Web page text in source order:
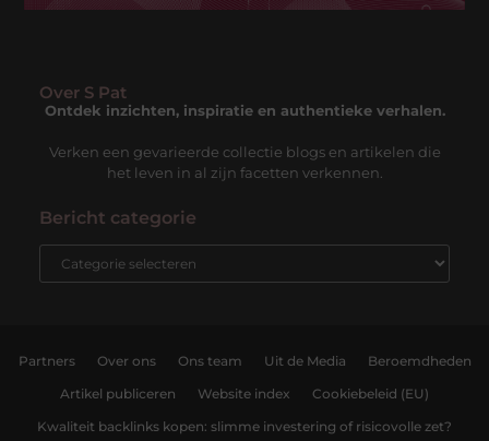
Over S Pat
Ontdek inzichten, inspiratie en authentieke verhalen.
Verken een gevarieerde collectie blogs en artikelen die
het leven in al zijn facetten verkennen.
Bericht categorie
Partners Over ons Ons team Uit de Media Beroemdheden
Artikel publiceren Website index Cookiebeleid (EU)
Kwaliteit backlinks kopen: slimme investering of risicovolle zet?